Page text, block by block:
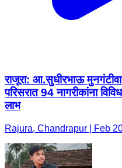
राजूरा: आ.सुधीरभाऊ
परिसरात 94 नागरीकांना
लाभ
Rajura, Chandrapur | Feb